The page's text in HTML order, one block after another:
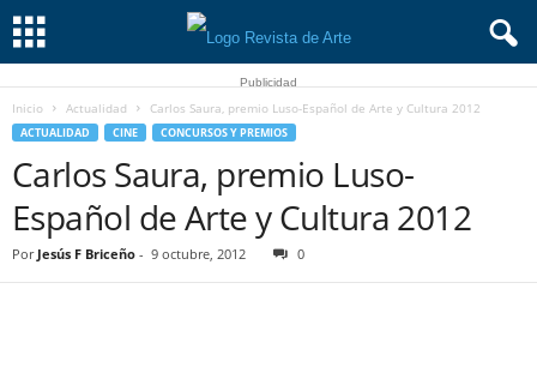
Publicidad
Inicio Actualidad Carlos Saura, premio Luso-Español de Arte y Cultura 2012
ACTUALIDAD CINE CONCURSOS Y PREMIOS
Carlos Saura, premio Luso-
Español de Arte y Cultura 2012
Por Jesús F Briceño - 9 octubre, 2012 0